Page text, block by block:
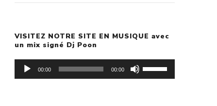
VISITEZ NOTRE SITE EN MUSIQUE avec
un mix signé Dj Poon
Lecteur
audio
00:00 00:00
Utilisez